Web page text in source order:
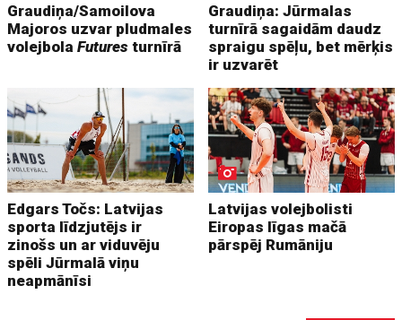
Graudiņa/Samoilova
Majoros uzvar pludmales
volejbolaFutures turnīrā
Graudiņa: Jūrmalas
turnīrā sagaidām daudz
spraigu spēļu, bet mērķis
ir uzvarēt
Edgars Točs: Latvijas
sporta līdzjutējs ir
zinošs un ar viduvēju
spēli Jūrmalā viņu
neapmānīsi
Latvijas volejbolisti
Eiropas līgas mačā
pārspēj Rumāniju